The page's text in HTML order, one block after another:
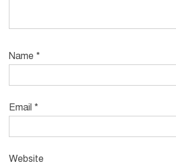
Name *
Email *
Website